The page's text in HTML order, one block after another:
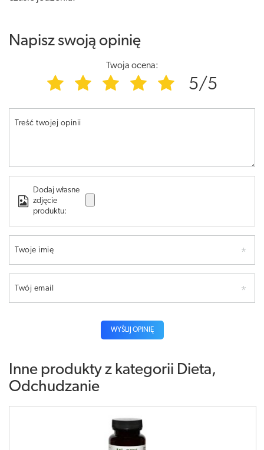
Napisz swoją opinię
Twoja ocena:
5/5
Treść twojej opinii
Dodaj własne
zdjęcie
produktu:
Twoje imię
Twój email
WYŚLIJ OPINIĘ
Inne produkty z kategorii Dieta,
Odchudzanie